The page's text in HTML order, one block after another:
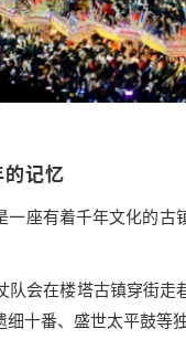
记忆
一座有着千年文化的
队会在楼塔古镇穿街
十番、盛世太平鼓等